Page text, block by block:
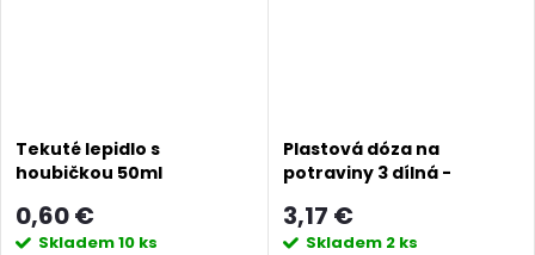
Tekuté lepidlo s
houbičkou 50ml
0,60 €
Skladem10 ks
Plastová dóza na
potraviny 3 dílná -
3,17 €
Skladem 2 ks